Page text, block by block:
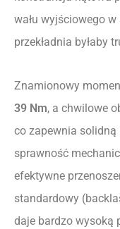
wału wyjściowego
przekładnia byłaby
Znamionowy
39 Nm, a chwilowe
co zapewnia solidną
sprawność
efektywne
standardowy
daje bardzo wysoką